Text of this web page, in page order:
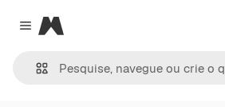
Close menu
Magnific